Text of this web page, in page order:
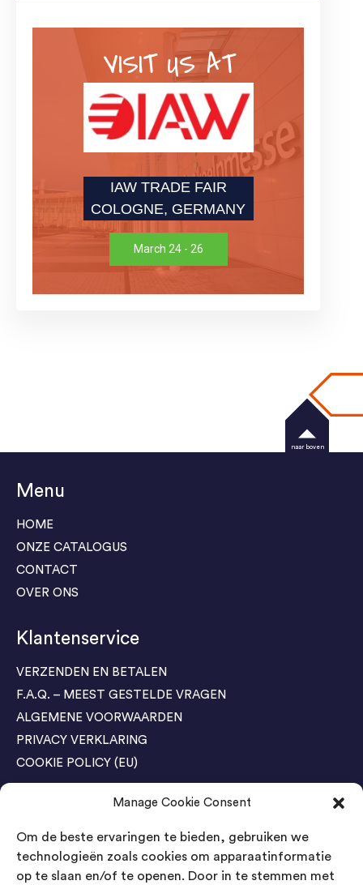
Manage Cookie Consent
Om de beste ervaringen te bieden, gebruiken we
technologieën zoals cookies om apparaatinformatie
op te slaan en/of te openen. Door in te stemmen met
VISIT US AT
IAW TRADE FAIR
COLOGNE, GERMANY
March 24 - 26
Menu
HOME
ONZE CATALOGUS
CONTACT
OVER ONS
Klantenservice
VERZENDEN EN BETALEN
F.A.Q. – MEEST GESTELDE VRAGEN
ALGEMENE VOORWAARDEN
PRIVACY VERKLARING
COOKIE POLICY (EU)
Agenda Trade Shows
04-05 November / SVG FAIR Winterswijk
Bestel GRATIS kaarten
naar boven